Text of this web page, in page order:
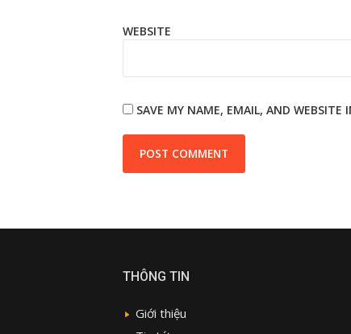
WEBSITE
SAVE MY NAME, EMAIL, AND
THÔNG TIN
Giới thiệu